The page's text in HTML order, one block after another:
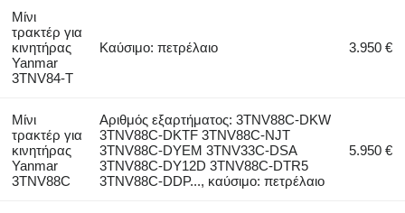
Μίνι
τρακτέρ για
κινητήρας
Yanmar
3TNV84-T
Καύσιμο: πετρέλαιο 3.950 €
Μίνι
τρακτέρ για
κινητήρας
Yanmar
3TNV88C
Αριθμός εξαρτήματος: 3TNV88C-DKW
3TNV88C-DKTF 3TNV88C-NJT
3TNV88C-DYEM 3TNV33C-DSA
3TNV88C-DY12D 3TNV88C-DTR5
3TNV88C-DDP..., καύσιμο: πετρέλαιο
5.950 €